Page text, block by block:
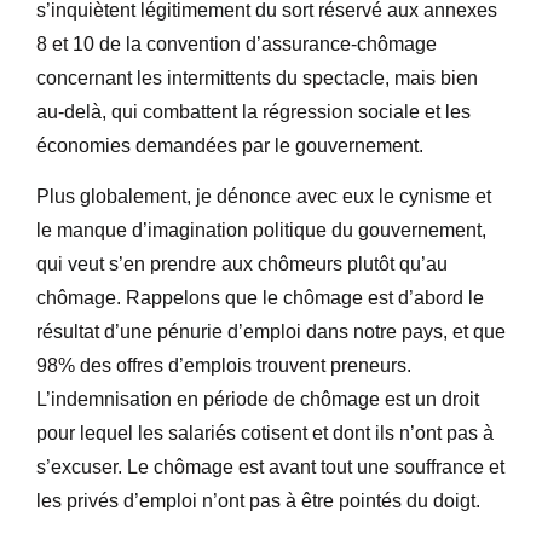
s’inquiètent légitimement du sort réservé aux annexes
8 et 10 de la convention d’assurance-chômage
concernant les intermittents du spectacle, mais bien
au-delà, qui combattent la régression sociale et les
économies demandées par le gouvernement.
Plus globalement, je dénonce avec eux le cynisme et
le manque d’imagination politique du gouvernement,
qui veut s’en prendre aux chômeurs plutôt qu’au
chômage. Rappelons que le chômage est d’abord le
résultat d’une pénurie d’emploi dans notre pays, et que
98% des offres d’emplois trouvent preneurs.
L’indemnisation en période de chômage est un droit
pour lequel les salariés cotisent et dont ils n’ont pas à
s’excuser. Le chômage est avant tout une souffrance et
les privés d’emploi n’ont pas à être pointés du doigt.